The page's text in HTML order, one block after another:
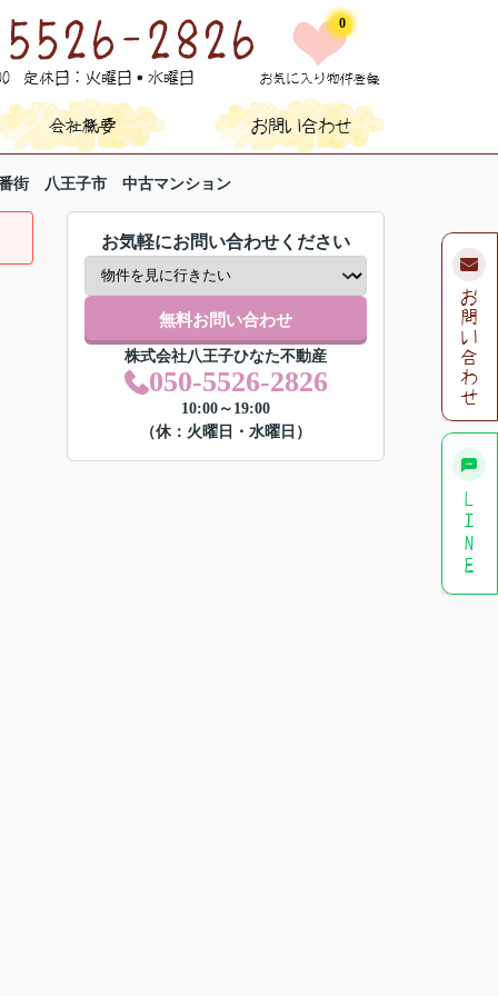
0
街 八王子市 中古マンション
お気軽にお問い合わせください
無料お問い合わせ
株式会社八王子ひなた不動産
050-5526-2826
10:00～19:00
（休：火曜日・水曜日）